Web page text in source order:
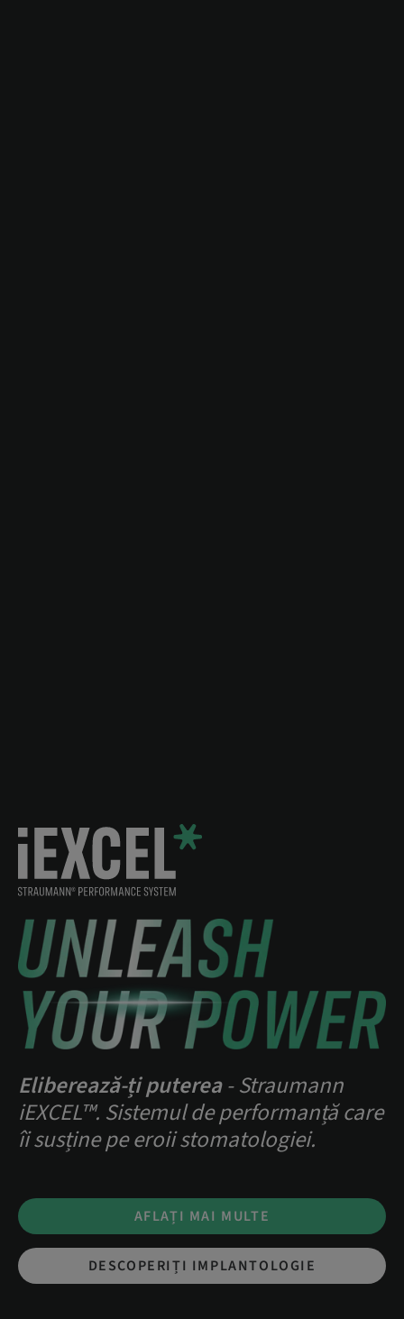
Eliberează-ți puterea- Straumann
iEXCEL™. Sistemul de performanță care
îi susține pe eroii stomatologiei.
AFLAȚI MAI MULTE
DESCOPERIȚI IMPLANTOLOGIE